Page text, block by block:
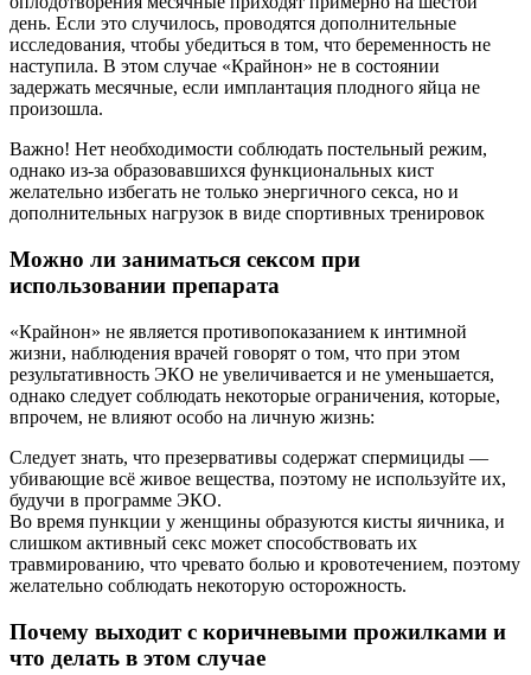
день. Если это случилось, проводятся дополнительные
исследования, чтобы убедиться в том, что беременность не
наступила. В этом случае «Крайнон» не в состоянии
задержать месячные, если имплантация плодного яйца не
произошла.
Важно! Нет необходимости соблюдать постельный режим,
однако из-за образовавшихся функциональных кист
желательно избегать не только энергичного секса, но и
дополнительных нагрузок в виде спортивных тренировок
Можно ли заниматься сексом при
использовании препарата
«Крайнон» не является противопоказанием к интимной
жизни, наблюдения врачей говорят о том, что при этом
результативность ЭКО не увеличивается и не уменьшается,
однако следует соблюдать некоторые ограничения, которые,
впрочем, не влияют особо на личную жизнь:
Следует знать, что презервативы содержат спермициды —
убивающие всё живое вещества, поэтому не используйте их,
будучи в программе ЭКО.
Во время пункции у женщины образуются кисты яичника, и
слишком активный секс может способствовать их
травмированию, что чревато болью и кровотечением, поэтому
желательно соблюдать некоторую осторожность.
Почему выходит с коричневыми прожилками и
что делать в этом случае